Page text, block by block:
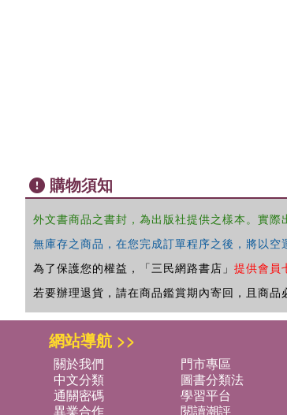
購物須知
外文書商品之書封，為出版社提供之樣本。實
無庫存之商品，在您完成訂單程序之後，將以
為了保護您的權益，「三民網路書店」 提供會員
若要辦理退貨，請在商品鑑賞期內寄回，且商
網站導航 >>
關於我們 門市專區
中文分類
圖書分類法
通關密碼
學習平台
異業合作
閱讀潮評